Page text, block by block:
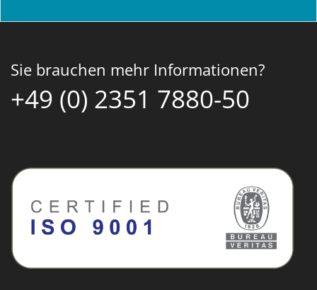
Sie brauchen mehr Informationen?
+49 (0) 2351 7880-50